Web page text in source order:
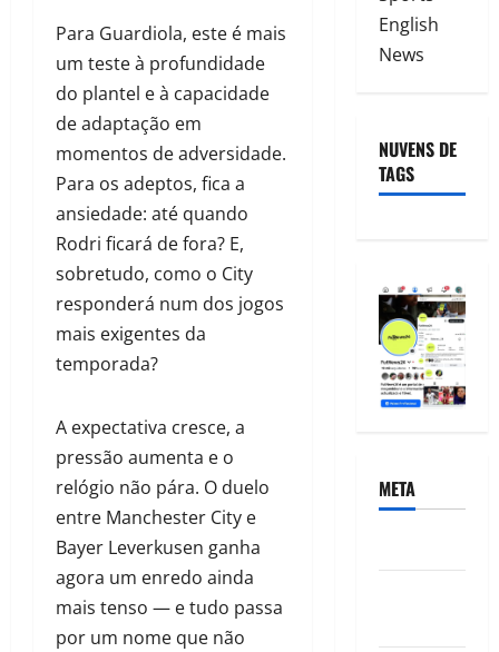
Para Guardiola, este é mais
um teste à profundidade
do plantel e à capacidade
de adaptação em
momentos de adversidade.
Para os adeptos, fica a
ansiedade: até quando
Rodri ficará de fora? E,
sobretudo, como o City
responderá num dos jogos
mais exigentes da
temporada?
A expectativa cresce, a
pressão aumenta e o
relógio não pára. O duelo
entre Manchester City e
Bayer Leverkusen ganha
agora um enredo ainda
mais tenso — e tudo passa
por um nome que não
English
News
NUVENS DE
TAGS
META